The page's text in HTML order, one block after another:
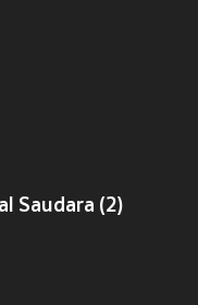
Saudara (2)